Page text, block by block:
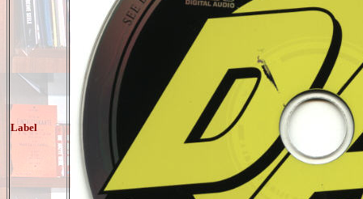
Label